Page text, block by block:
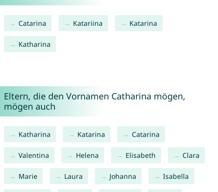
Catarina Katariina Katarina
Katharina
Eltern, die den Vornamen Catharina mögen,
mögen auch
Katharina Katarina Catarina
Valentina Helena Elisabeth Clara
Marie Laura Johanna Isabella